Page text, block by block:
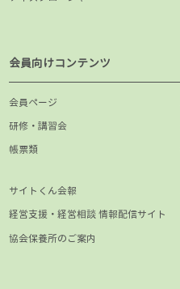
会員向けコンテンツ
会員ページ
研修・講習会
帳票類
サイトくん会報
経営支援・経営相談 情報配信サイト
協会保養所のご案内